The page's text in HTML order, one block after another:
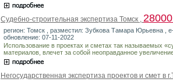
Судебно-строительная экспертиза Томск ,
регион: Томск , разместил: Зубкова Тамара Юрьевна ,
обновление: 07-11-2022
Использование в проектах и сметах так называемых
материалов, влечет за собой неоправданное
Негосударственная экспертиза проектов и смет в